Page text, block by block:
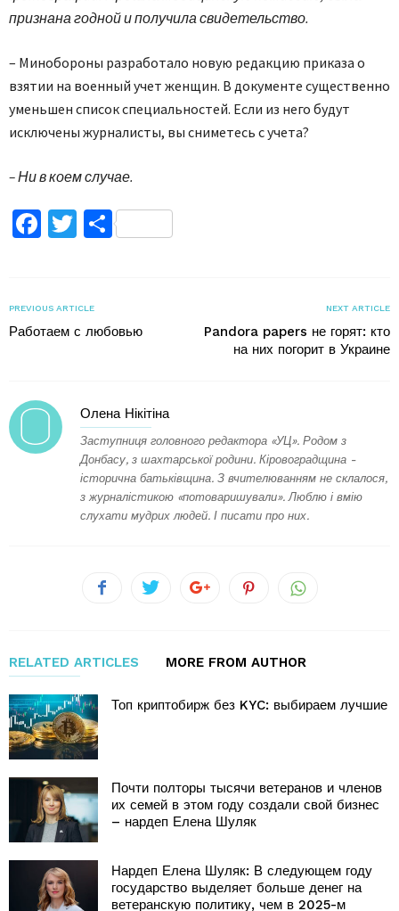
признана годной и получила свидетельство.
– Минобороны разработало новую редакцию приказа о
взятии на военный учет женщин. В документе существенно
уменьшен список специальностей. Если из него будут
исключены журналисты, вы сниметесь с учета?
– Ни в коем случае.
Facebook
TwitterПоділитися
PREVIOUS ARTICLE
Работаем с любовью
NEXT ARTICLE
Pandora papers не горят: кто
на них погорит в Украине
Олена Нікітіна
Заступниця головного редактора «УЦ». Родом з
Донбасу, з шахтарської родини. Кіровоградщина -
історична батьківщина. З вчителюванням не склалося,
з журналістикою «потоваришували». Люблю і вмію
слухати мудрих людей. І писати про них.
RELATED ARTICLES MORE FROM AUTHOR
Топ криптобирж без KYC: выбираем лучшие
Почти полторы тысячи ветеранов и членов
их семей в этом году создали свой бизнес
– нардеп Елена Шуляк
Нардеп Елена Шуляк: В следующем году
государство выделяет больше денег на
ветеранскую политику, чем в 2025-м